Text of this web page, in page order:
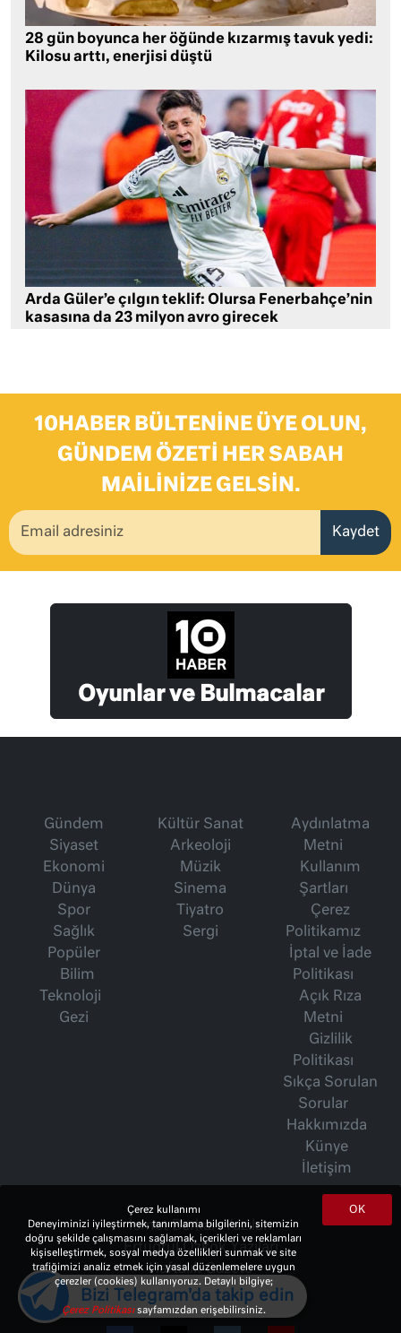
28 gün boyunca her öğünde kızarmış tavuk yedi:
Kilosu arttı, enerjisi düştü
Arda Güler’e çılgın teklif: Olursa Fenerbahçe’nin
kasasına da 23 milyon avro girecek
10HABER BÜLTENINE ÜYE OLUN,
GÜNDEM ÖZETI HER SABAH
MAILINIZE GELSIN.
Kaydet
Oyunlar ve Bulmacalar
Gündem
Siyaset
Ekonomi
Dünya
Spor
Sağlık
Popüler
Bilim
Teknoloji
Gezi
Kültür Sanat
Arkeoloji
Müzik
Sinema
Tiyatro
Sergi
Aydınlatma
Metni
Kullanım
Şartları
Çerez
Politikamız
İptal ve İade
Politikası
Açık Rıza
Metni
Gizlilik
Politikası
Sıkça Sorulan
Sorular
Hakkımızda
Künye
İletişim
İsmet Berkan Yazıları
Ertuğrul Özkök Yazıları
Haftalık Gazete
OK
Çerez kullanımı
Deneyiminizi iyileştirmek, tanımlama bilgilerini, sitemizin
doğru şekilde çalışmasını sağlamak, içerikleri ve reklamları
kişiselleştirmek, sosyal medya özellikleri sunmak ve site
trafiğimizi analiz etmek için yasal düzenlemelere uygun
çerezler (cookies) kullanıyoruz. Detaylı bilgiye;
Çerez Politikasısayfamızdan erişebilirsiniz.
Bizi Telegram'da takip edin